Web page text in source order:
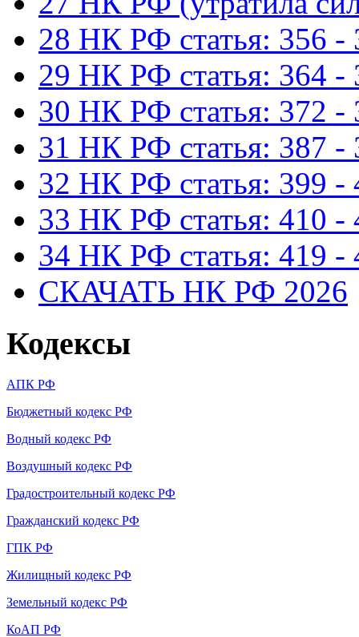
28 НК РФ статья: 356 -
29 НК РФ статья: 364 -
30 НК РФ статья: 372 -
31 НК РФ статья: 387 -
32 НК РФ статья: 399 -
33 НК РФ статья: 410 -
34 НК РФ статья: 419 -
СКАЧАТЬ НК РФ 2026
Кодексы
АПК РФ
Бюджетный кодекс РФ
Водный кодекс РФ
Воздушный кодекс РФ
Градостроительный кодекс РФ
Гражданский кодекс РФ
ГПК РФ
Жилищный кодекс РФ
Земельный кодекс РФ
КоАП РФ